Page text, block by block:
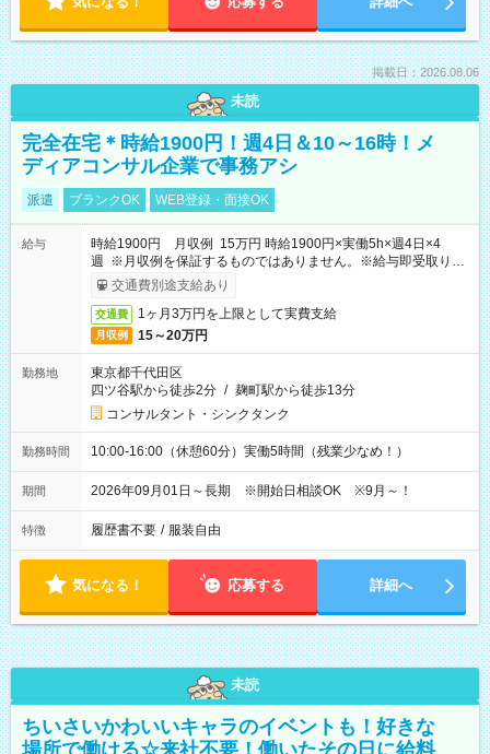
掲載日：2026.08.06
未読
完全在宅＊時給1900円！週4日＆10～16時！メ
ディアコンサル企業で事務アシ
派遣 ブランクOK WEB登録・面接OK
給与
時給1900円 月収例 15万円 時給1900円×実働5h×週4日×4
週 ※月収例を保証するものではありません。※給与即受取りサ
ービス利用可（利用条件有）
交通費別途支給あり
交通費 1ヶ月3万円を上限として実費支給
月収例 15～20万円
勤務地
東京都千代田区
四ツ谷駅から徒歩2分 / 麹町駅から徒歩13分
コンサルタント・シンクタンク
勤務時間 10:00-16:00（休憩60分）実働5時間（残業少なめ！）
期間 2026年09月01日～長期 ※開始日相談OK ※9月～！
特徴 履歴書不要 / 服装自由
気になる！ 応募する 詳細へ
未読
ちいさいかわいいキャラのイベントも！好きな
場所で働ける☆来社不要！働いたその日に給料